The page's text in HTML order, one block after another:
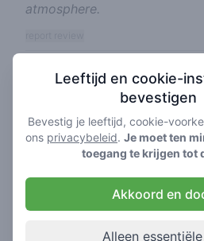
atmosphere.
🍃
journey soap
5/ 5
Sharky 👆🏼👆🏼👆🏼👆🏼
over copy
Leeftijd en cookie-
bevestigen
Bevestig je leeftijd, cookie-
ons privacybeleid. Je moet ten
toegang te krijgen tot
Akkoord en
Alleen